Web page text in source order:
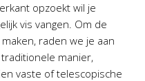
opzoekt wil je
vis vangen. Om de
raden we je aan
manier,
vaste of telescopische